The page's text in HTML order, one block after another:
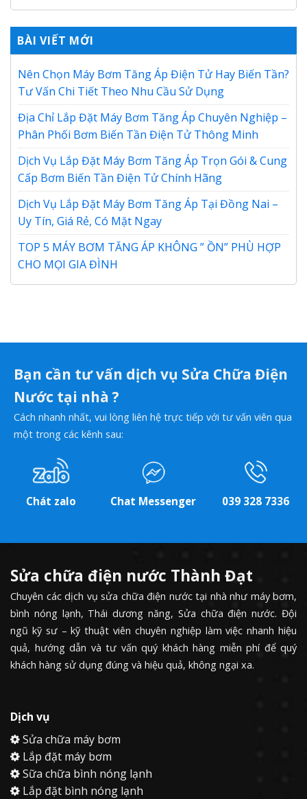
BÀI VIẾT MỚI
Nên Chọn Máy Bơm Tăng Áp Điện Tử Hay Biến Tần?
Tư Vấn Chi Tiết Theo Nhu Cầu Sử Dụng
Địa Chỉ Lắp Đặt Máy Bơm Tăng Áp Chuyên Nghiệp –
Phân Phối Bơm Biến Tần Điện Tử Thông Minh
Dịch Vụ Lắp Đặt Máy Bơm Tăng Áp Trọn Gói & Cung
Cấp Bơm Biến Tần Điện Tử Chính Hãng
Dịch Vụ Lắp Đặt Máy Bơm Tăng Áp Tại Đồng Nai –
Uy Tín, Giá Rẻ, Có Mặt Ngay
TOP 5 MÁY BƠM TĂNG ÁP KHÔNG ” ỒN” PHÙ HỢP
CHO MỌI GIA ĐÌNH
Bạn cần tư vấn dịch vụ Sửa Chữa Điện
Nước tại nhà ?
Cách nhanh nhất, vui lòng liên hệ trực tiếp với tư vấn viên qua
một trong các kênh sau:
Chát zalo Chat Messenger 039 328 7336
Sửa chữa điện nước Thành Đạt
Chuyên các dịch vụ sửa chữa điện nước tại nhà như máy bơm,
bình nóng lạnh, Thái dương năng, Sửa chữa điện nước. Đội
ngũ kỹ sư – kỹ thuật viên chuyên nghiệp làm việc nhanh hiệu
quả, hướng dẫn và tư vấn quý khách hàng miễn phí để quý
khách hàng sử dụng đúng và hiệu quả, không ngại xa.
Dịch vụ
Sửa chữa máy bơm
Lắp đặt máy bơm
Sữa chữa bình nóng lạnh
Lắp đặt bình nóng lạnh